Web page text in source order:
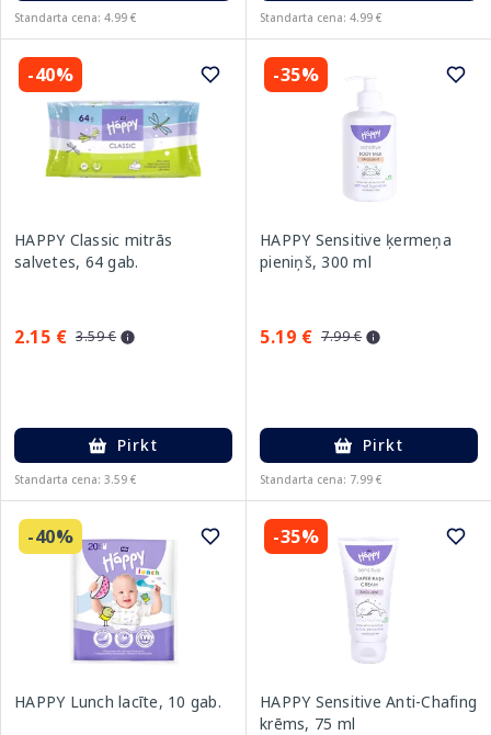
Standarta cena: 4.99 € Standarta cena: 4.99 €
-40%
HAPPY Classic mitrās
salvetes, 64 gab.
2.15 € 3.59 €
Pirkt
Standarta cena: 3.59 €
-35%
HAPPY Sensitive ķermeņa
pieniņš, 300 ml
5.19 € 7.99 €
Pirkt
Standarta cena: 7.99 €
-40%
HAPPY Lunch lacīte, 10 gab.
-35%
HAPPY Sensitive Anti-Chafing
krēms, 75 ml